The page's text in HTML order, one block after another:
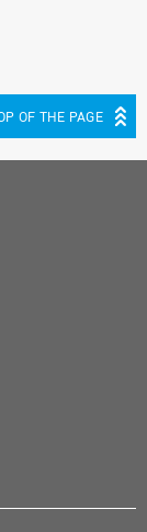
OF THE PAGE